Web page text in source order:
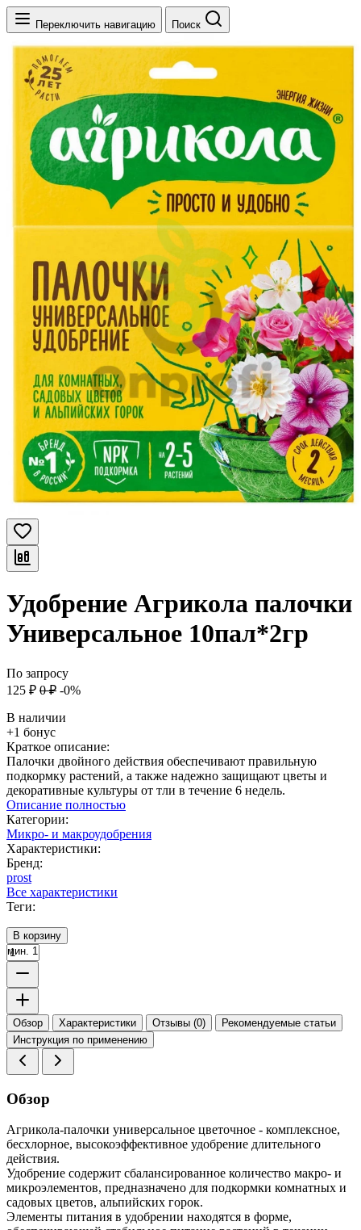
Переключить навигацию Поиск
Удобрение Агрикола палочки
Универсальное 10пал*2гр
По запросу
125 ₽ 0 ₽ -0%
В наличии
+1 бонус
Краткое описание:
Палочки двойного действия обеспечивают правильную
подкормку растений, а также надежно защищают цветы и
декоративные культуры от тли в течение 6 недель.
Описание полностью
Категории:
Микро- и макроудобрения
Характеристики:
Бренд:
prost
Все характеристики
Теги:
В корзину
мин. 1
Обзор Характеристики Отзывы (0)
Рекомендуемые статьи
Инструкция по применению
Обзор
Агрикола-палочки универсальное цветочное - комплексное,
бесхлорное, высокоэффективное удобрение длительного
действия.
Удобрение содержит сбалансированное количество макро- и
микроэлементов, предназначено для подкормки комнатных и
садовых цветов, альпийских горок.
Элементы питания в удобрении находятся в форме,